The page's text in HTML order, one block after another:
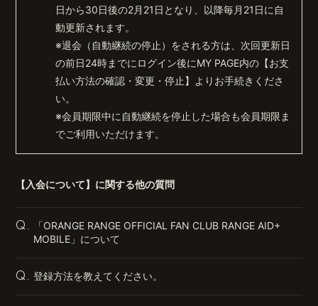
会員登録 ログイン
日から30日後の2月21日となり、以降毎月21日に自
動更新されます。
※退会（自動継続の停止）をされる方は、次回更新日
の前日24時までにログイン後にMY PAGE内の【お支
払い方法の確認・変更・停止】よりお手続きくださ
い。
※会員期限中に自動継続を停止した場合も会員期限ま
でご利用いただけます。
【入会について】に関する他の質問
Q.
「ORANGE RANGE OFFICIAL FAN CLUB RANGE AID+
MOBILE」について
Q. 登録方法を教えてください。